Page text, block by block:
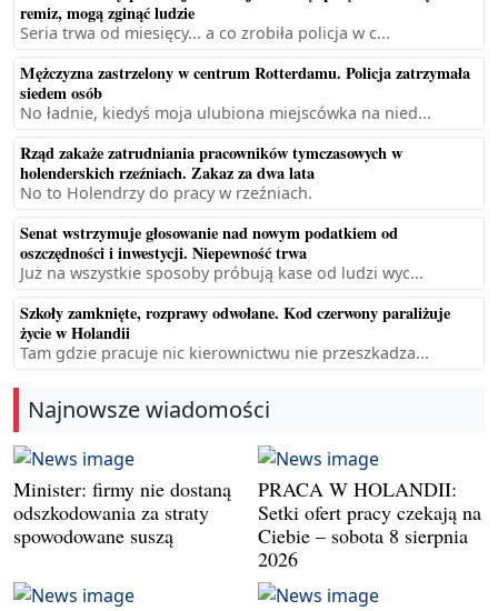
remiz, mogą zginąć ludzie
Seria trwa od miesięcy... a co zrobiła policja w c...
Mężczyzna zastrzelony w centrum Rotterdamu. Policja zatrzymała
siedem osób
No ładnie, kiedyś moja ulubiona miejscówka na nied...
Rząd zakaże zatrudniania pracowników tymczasowych w
holenderskich rzeźniach. Zakaz za dwa lata
No to Holendrzy do pracy w rzeźniach.
Senat wstrzymuje głosowanie nad nowym podatkiem od
oszczędności i inwestycji. Niepewność trwa
Już na wszystkie sposoby próbują kase od ludzi wyc...
Szkoły zamknięte, rozprawy odwołane. Kod czerwony paraliżuje
życie w Holandii
Tam gdzie pracuje nic kierownictwu nie przeszkadza...
Najnowsze wiadomości
Minister: firmy nie dostaną
odszkodowania za straty
spowodowane suszą
PRACA W HOLANDII:
Setki ofert pracy czekają na
Ciebie – sobota 8 sierpnia
2026